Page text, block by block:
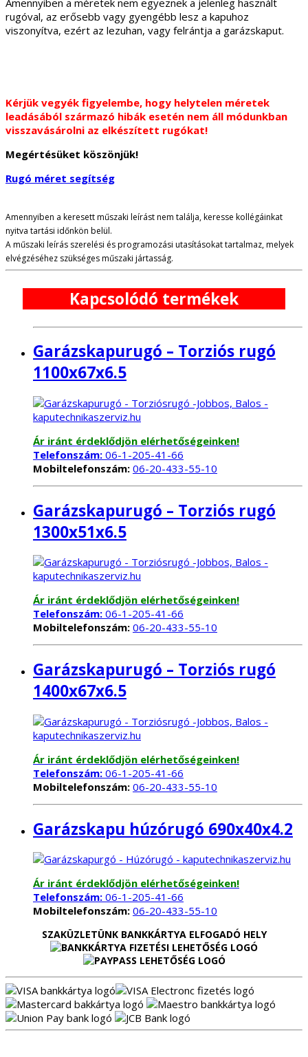
Amennyiben a méretek nem egyeznek a jelenleg használt
rugóval, az erősebb vagy gyengébb lesz a kapuhoz
viszonyítva, ezért az lezuhan, vagy felrántja a garázskaput.
Kérjük vegyék figyelembe, hogy helytelen méretek
leadásából származó hibák esetén nem áll módunkban
visszavásárolni az elkészített rugókat!
Megértésüket köszönjük!
Rugó méret segítség
Amennyiben a keresett műszaki leírást nem találja, keresse kollégáinkat
nyitva tartási időnkön belül.
A műszaki leírás szerelési és programozási utasításokat tartalmaz, melyek
elvégzéséhez szükséges műszaki jártasság.
Kapcsolódó termékek
Garázskapurugó – Torziós rugó
1100x67x6.5
Ár iránt érdeklődjön elérhetőségeinken!
Telefonszám: 06-1-205-41-66
Mobiltelefonszám: 06-20-433-55-10
Garázskapurugó – Torziós rugó
1300x51x6.5
Ár iránt érdeklődjön elérhetőségeinken!
Telefonszám: 06-1-205-41-66
Mobiltelefonszám: 06-20-433-55-10
Garázskapurugó – Torziós rugó
1400x67x6.5
Ár iránt érdeklődjön elérhetőségeinken!
Telefonszám: 06-1-205-41-66
Mobiltelefonszám: 06-20-433-55-10
Garázskapu húzórugó 690x40x4.2
Ár iránt érdeklődjön elérhetőségeinken!
Telefonszám: 06-1-205-41-66
Mobiltelefonszám: 06-20-433-55-10
SZAKÜZLETÜNK BANKKÁRTYA ELFOGADÓ HELY